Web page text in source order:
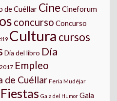
de Cuéllar Cine Cineforum
concurso Concurso
Cultura cursos
Día del libro Día
Empleo
de CuéllarFeria Mudéjar
Fiestas Gala del Humor Gala